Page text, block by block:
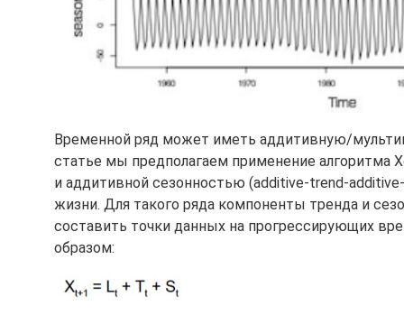
Временной ряд может иметь аддитивную/
статье мы предполагаем применение алгоритма
и аддитивной сезонностью (additive-trend-
жизни. Для такого ряда компоненты тренда и
составить точки данных на прогрессирующих
образом: